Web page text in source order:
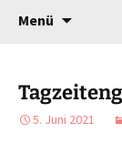
Menü
5. Juni 2021